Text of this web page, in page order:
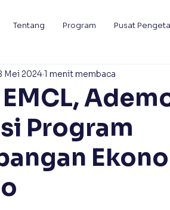
Tentang Program Pusat
Program
Mei 20241 menit membaca